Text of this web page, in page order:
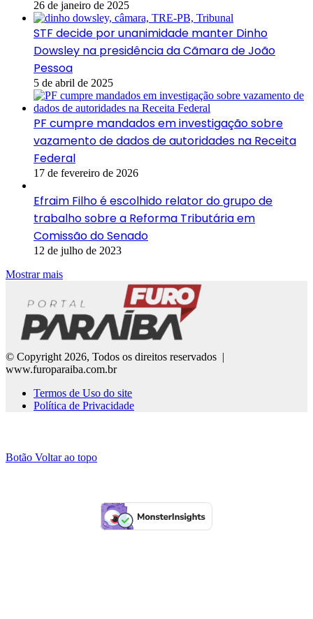
26 de janeiro de 2025
STF decide por unanimidade manter Dinho
Dowsley na presidência da Cãmara de João
Pessoa
5 de abril de 2025
PF cumpre mandados em investigação sobre
vazamento de dados de autoridades na Receita
Federal
17 de fevereiro de 2026
Efraim Filho é escolhido relator do grupo de
trabalho sobre a Reforma Tributária em
Comissão do Senado
12 de julho de 2023
Mostrar mais
© Copyright 2026, Todos os direitos reservados |
www.furoparaiba.com.br
Termos de Uso do site
Política de Privacidade
Botão Voltar ao topo